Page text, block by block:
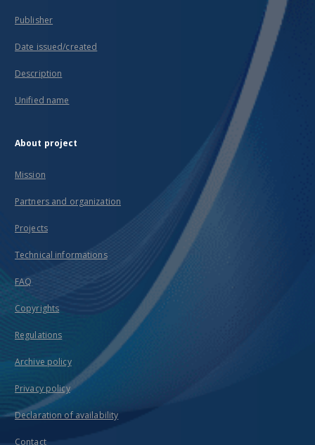
Publisher
Date issued/created
Description
Unified name
About project
Mission
Partners and organization
Projects
Technical informations
FAQ
Copyrights
Regulations
Archive policy
Privacy policy
Declaration of availability
Contact